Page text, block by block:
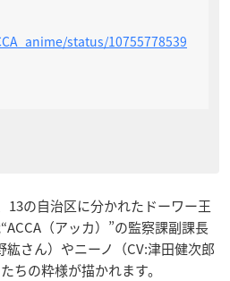
status/10755778539
13の自治区に分かれたドーワー王
（アッカ）”の監察課副課長
紘さん）やニーノ（CV:津田健次郎
ちの粋様が描かれます。